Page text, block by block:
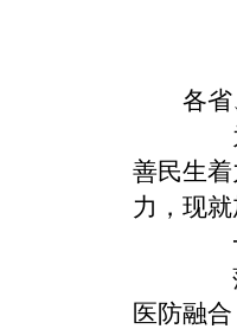
各
为
善民生
力，现
落
医防融